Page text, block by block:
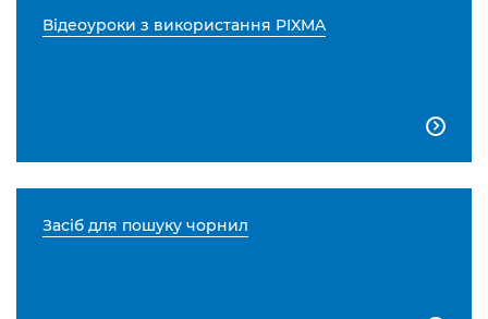
Відеоуроки з використання PIXMA

Засіб для пошуку чорнил